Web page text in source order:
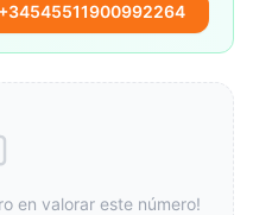
en valorar este número!